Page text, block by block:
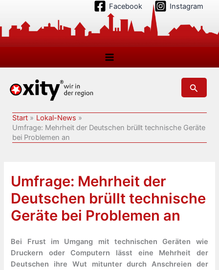
springen
Facebook Instagram
Suchen
Start
Lokal-News
Umfrage: Mehrheit der Deutschen brüllt technische Geräte
bei Problemen an
Umfrage: Mehrheit der
Deutschen brüllt technische
Geräte bei Problemen an
Bei Frust im Umgang mit technischen Geräten wie
Druckern oder Computern lässt eine Mehrheit der
Deutschen ihre Wut mitunter durch Anschreien der